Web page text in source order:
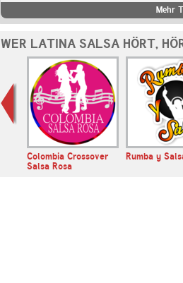
Mehr
WER LATINA SALSA HÖRT,
Colombia Crossover
Salsa Rosa
Rumba y